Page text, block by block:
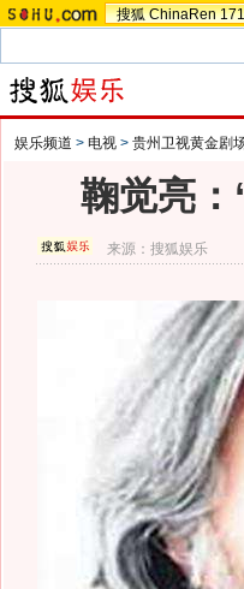
搜狐 ChinaRen
娱乐频道 > 电视 > 贵州卫视黄金剧
鞠觉亮
来源：搜狐娱乐